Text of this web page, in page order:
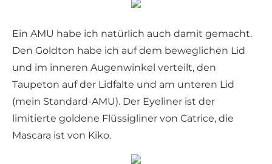
Ein AMU habe ich natürlich auch damit gemacht.
Den Goldton habe ich auf dem beweglichen Lid
und im inneren Augenwinkel verteilt, den
Taupeton auf der Lidfalte und am unteren Lid
(mein Standard-AMU). Der Eyeliner ist der
limitierte goldene Flüssigliner von Catrice, die
Mascara ist von Kiko.